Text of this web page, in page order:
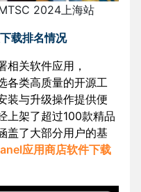
2024上海站
载排名情况
相关软件应用，
各类高质量的开源工
装与升级操作提供便
上架了超过100款精品
盖了大部分用户的基
应用商店软件下载